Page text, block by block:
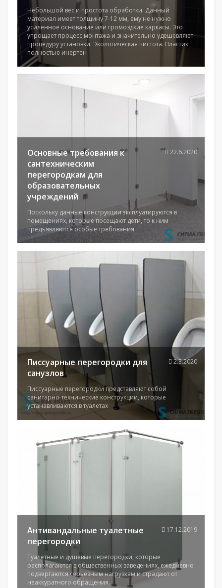
Небольшой вес и простота обработки. Данный
материал имеет толщину 7-12 мм, ему не нужно
усиленное основание или громоздкие каркасы. Это
упрощает процесс монтажа и значительно удешевляют
процедуру установки. Экологическая чистота. Пластик
полностью инертен
Основные требования к
сантехническим
перегородкам для
образовательных
учреждений
Поскольку данные конструкции эксплуатируются в
помещениях, которые посещают дети, то к ним
предъявляются особые требования
22.6.2020
Писсуарные перегородки для
санузлов
Писсуарные перегородки представляют собой
санитарно-технические конструкции, которые
устанавливаются в туалетах
2.3.2020
Антивандальные туалетные
перегородки
Туалетные и душевые перегородки, которые
располагаются в общественных заведениях, ежедневно
подвергаются серьезным нагрузкам и страдают от
неаккуратного обращения.
17.12.2019